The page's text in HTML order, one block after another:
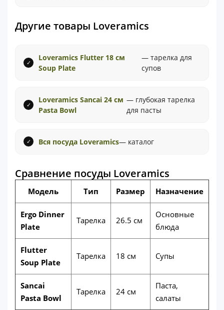
Другие товары Loveramics
Loveramics Flutter 18 см
Soup Plate
— тарелка для
супов
Loveramics Sancai 24 см
Pasta Bowl
— глубокая тарелка
для пасты
Вся посуда Loveramics— каталог
Сравнение посуды Loveramics
Модель Тип Размер Назначение
Ergo Dinner
Plate
Тарелка 26.5 см
Основные
блюда
Flutter
Soup Plate
Тарелка 18 см Супы
Sancai
Pasta Bowl
Тарелка 24 см
Паста,
салаты